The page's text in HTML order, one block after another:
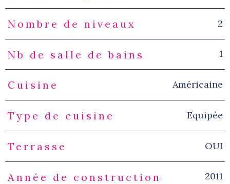
Nombre de niveaux 2
Nb de salle de bains 1
Cuisine Américaine
Type de cuisine Equipée
Terrasse OUI
Année de construction 2011